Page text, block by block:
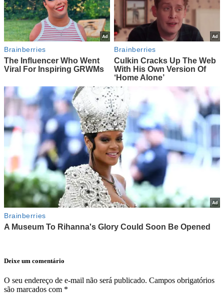
Deixe um comentário
O seu endereço de e-mail não será publicado. Campos obrigatórios
são marcados com *